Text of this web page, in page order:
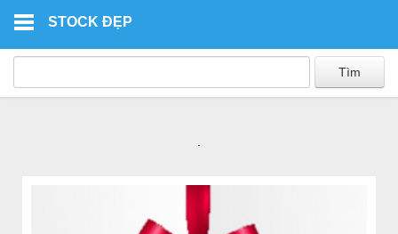
STOCK ĐẸP